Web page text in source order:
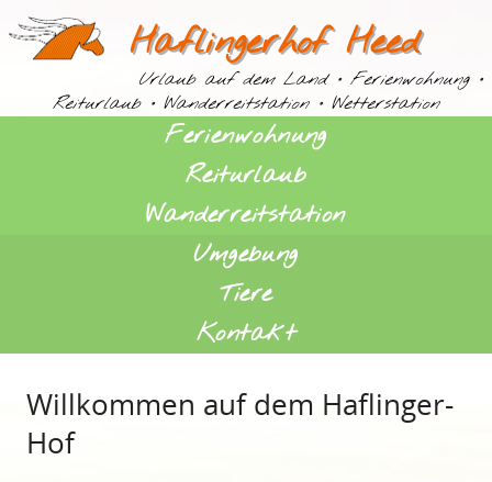
Haflingerhof Heed
Urlaub auf dem Land• Ferienwohnung•
Reiturlaub• Wanderreitstation• Wetterstation
Ferienwohnung
Reiturlaub
Wanderreitstation
Umgebung
Tiere
Kontakt
Willkommen auf dem Haflinger-
Hof